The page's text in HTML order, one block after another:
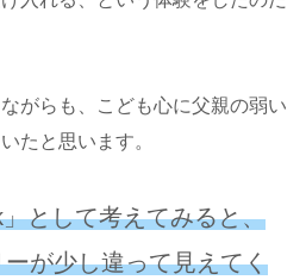
がらも、こども心に父親の弱い
たと思います。
として考えてみると、
が少し違って見えてく